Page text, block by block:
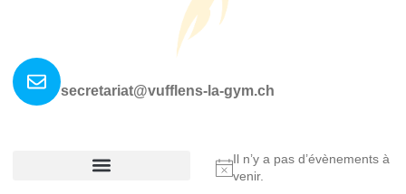
secretariat@vufflens-la-gym.ch
Notice
Il n’y a pas d’évènements à
venir.